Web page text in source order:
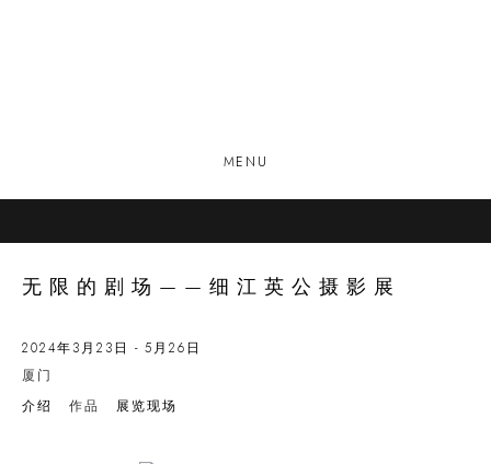
MENU
无限的剧场——细江英公摄影展
2024年3月23日 - 5月26日
厦门
介绍
作品 展览现场